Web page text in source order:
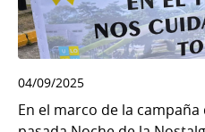
04/09/2025
En el marco de la